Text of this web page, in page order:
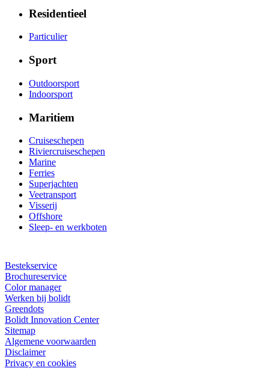
Residentieel
Particulier
Sport
Outdoorsport
Indoorsport
Maritiem
Cruiseschepen
Riviercruiseschepen
Marine
Ferries
Superjachten
Veetransport
Visserij
Offshore
Sleep- en werkboten
Bestekservice
Brochureservice
Color manager
Werken bij bolidt
Greendots
Bolidt Innovation Center
Sitemap
Algemene voorwaarden
Disclaimer
Privacy en cookies